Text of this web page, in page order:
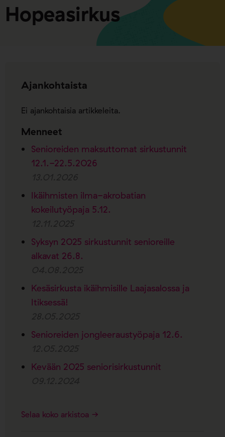
Hopeasirkus
Ajankohtaista
Ei ajankohtaisia artikkeleita.
Menneet
Senioreiden maksuttomat sirkustunnit
12.1.-22.5.2026
Ikäihmisten ilma-akrobatian
kokeilutyöpaja 5.12.
Syksyn 2025 sirkustunnit senioreille
alkavat 26.8.
Kesäsirkusta ikäihmisille Laajasalossa ja
Itiksessä!
Senioreiden jongleeraustyöpaja 12.6.
Kevään 2025 seniorisirkustunnit
Selaa koko arkistoa →